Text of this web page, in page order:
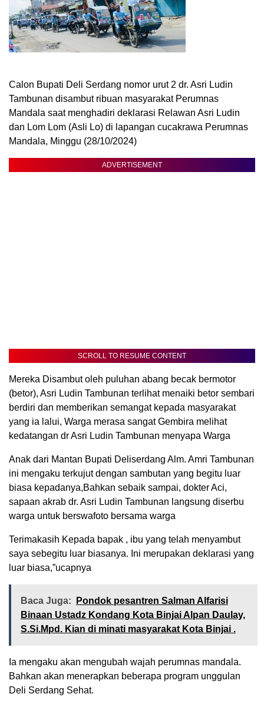
Calon Bupati Deli Serdang nomor urut 2 dr. Asri Ludin
Tambunan disambut ribuan masyarakat Perumnas
Mandala saat menghadiri deklarasi Relawan Asri Ludin
dan Lom Lom (Asli Lo) di lapangan cucakrawa Perumnas
Mandala, Minggu (28/10/2024)
ADVERTISEMENT
SCROLL TO RESUME CONTENT
Mereka Disambut oleh puluhan abang becak bermotor
(betor), Asri Ludin Tambunan terlihat menaiki betor sembari
berdiri dan memberikan semangat kepada masyarakat
yang ia lalui, Warga merasa sangat Gembira melihat
kedatangan dr Asri Ludin Tambunan menyapa Warga
Anak dari Mantan Bupati Deliserdang Alm. Amri Tambunan
ini mengaku terkujut dengan sambutan yang begitu luar
biasa kepadanya,Bahkan sebaik sampai, dokter Aci,
sapaan akrab dr. Asri Ludin Tambunan langsung diserbu
warga untuk berswafoto bersama warga
Terimakasih Kepada bapak , ibu yang telah menyambut
saya sebegitu luar biasanya. Ini merupakan deklarasi yang
luar biasa,”ucapnya
Baca Juga:
Pondok pesantren Salman Alfarisi
Binaan Ustadz Kondang Kota Binjai Alpan Daulay,
S.Si.Mpd. Kian di minati masyarakat Kota Binjai .
Ia mengaku akan mengubah wajah perumnas mandala.
Bahkan akan menerapkan beberapa program unggulan
Deli Serdang Sehat.